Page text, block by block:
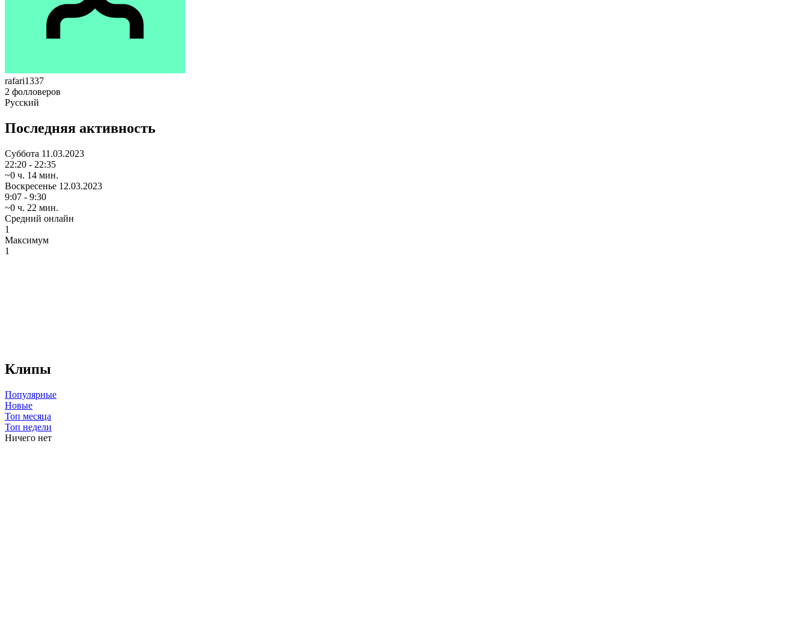
rafari1337
2 фолловеров
Русский
Последняя активность
Суббота 11.03.2023
22:20 - 22:35
~0 ч. 14 мин.
Воскресенье 12.03.2023
9:07 - 9:30
~0 ч. 22 мин.
Средний онлайн
1
Максимум
1
Клипы
Популярные
Новые
Топ месяца
Топ недели
Ничего нет